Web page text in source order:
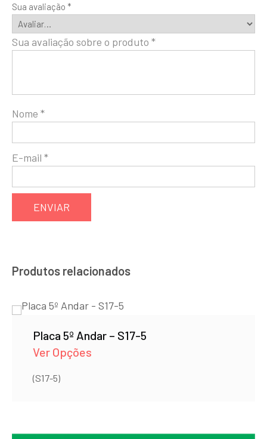
Sua avaliação *
Sua avaliação sobre o produto *
Nome *
E-mail *
Produtos relacionados
Placa 5º Andar – S17-5
Ver Opções
(S17-5)